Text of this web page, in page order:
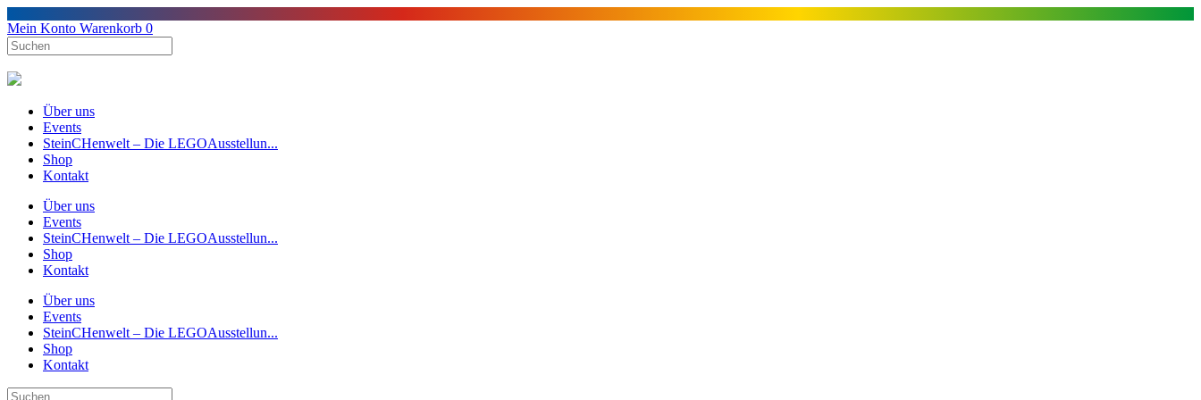
Mein Konto Warenkorb 0
Über uns
Events
SteinCHenwelt – Die LEGOAusstellun...
Shop
Kontakt
Über uns
Events
SteinCHenwelt – Die LEGOAusstellun...
Shop
Kontakt
Über uns
Events
SteinCHenwelt – Die LEGOAusstellun...
Shop
Kontakt